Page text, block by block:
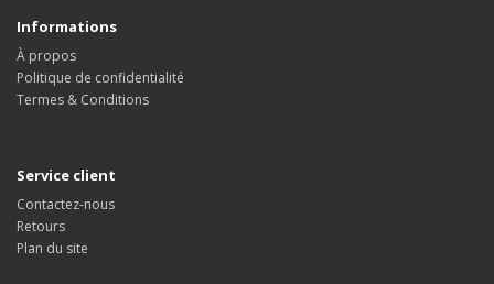
Informations
À propos
Politique de confidentialité
Termes & Conditions
Service client
Contactez-nous
Retours
Plan du site